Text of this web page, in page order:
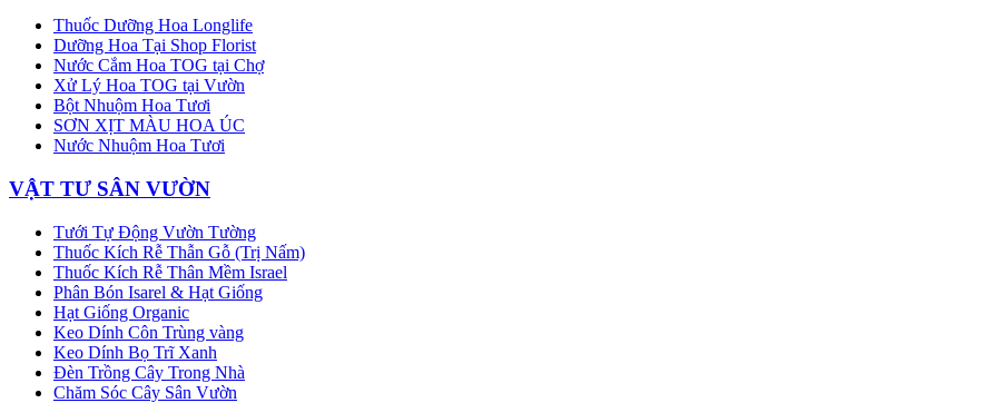
Thuốc Dưỡng Hoa Longlife
Dưỡng Hoa Tại Shop Florist
Nước Cắm Hoa TOG tại Chợ
Xử Lý Hoa TOG tại Vườn
Bột Nhuộm Hoa Tươi
SƠN XỊT MÀU HOA ÚC
Nước Nhuộm Hoa Tươi
VẬT TƯ SÂN VƯỜN
Tưới Tự Động Vườn Tường
Thuốc Kích Rễ Thẫn Gỗ (Trị Nấm)
Thuốc Kích Rễ Thân Mềm Israel
Phân Bón Isarel & Hạt Giống
Hạt Giống Organic
Keo Dính Côn Trùng vàng
Keo Dính Bọ Trĩ Xanh
Đèn Trồng Cây Trong Nhà
Chăm Sóc Cây Sân Vườn